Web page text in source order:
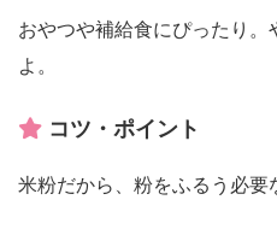
おやつや補給食にぴったり
よ。
コツ・ポイント
米粉だから、粉をふるう必要